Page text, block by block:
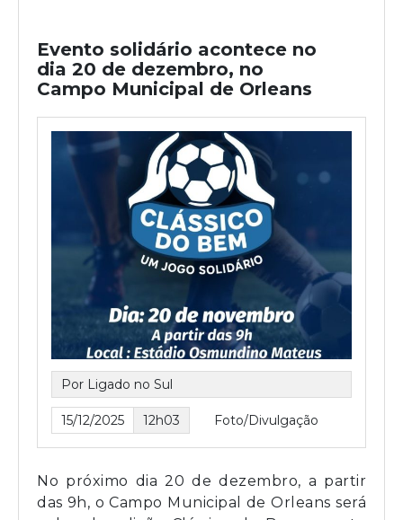
Evento solidário acontece no
dia 20 de dezembro, no
Campo Municipal de Orleans
Por Ligado no Sul
15/12/2025 12h03 Foto/Divulgação
No próximo dia 20 de dezembro, a partir
das 9h, o Campo Municipal de Orleans será